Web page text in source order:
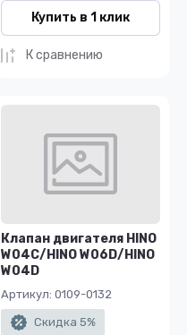
Купить в 1 клик
К сравнению
Клапан двигателя HINO
W04C/HINO W06D/HINO
W04D
Артикул: 0109-0132
Скидка 5%